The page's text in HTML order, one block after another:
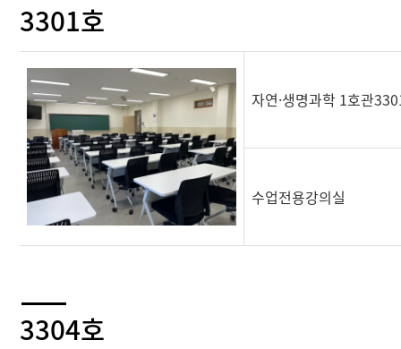
3301호
자연·생명과학 1호관
수업전용강의실
3304호